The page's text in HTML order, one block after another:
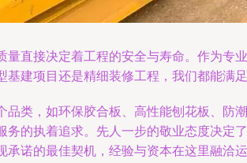
量直接决定着工程的安全与寿命。作为专
基建项目还是精细装修工程，我们都能满
品类，如环保胶合板、高性能刨花板、防
务的执着追求。先人一步的敬业态度决定
承诺的最佳契机，经验与资本在这里融洽